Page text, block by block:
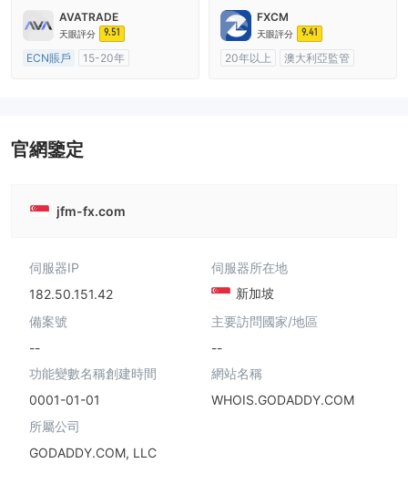
主標MT4
AVATRADE
天眼評分 9.51
ECN賬戶
15-20年
FXCM
天眼評分 9.41
20年以上
澳大利亞監管
官網鑒定
jfm-fx.com
伺服器IP
182.50.151.42
伺服器所在地
新加坡
備案號
--
主要訪問國家/地區
--
功能變數名稱創建時間
0001-01-01
網站名稱
WHOIS.GODADDY.COM
所屬公司
GODADDY.COM, LLC